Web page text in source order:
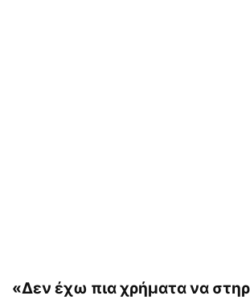
«Δεν έχω πια χρήματα να